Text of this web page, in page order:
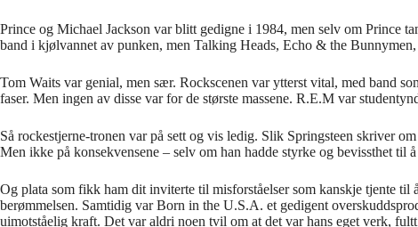
Prince og Michael Jackson var blitt gedigne i 1984, men selv om Prince
band i kjølvannet av punken, men Talking Heads, Echo & the
Tom Waits var genial, men sær. Rockscenen var ytterst vital, med band
faser. Men ingen av disse var for de største massene. R.E.M var
Så rockestjerne-tronen var på sett og vis ledig. Slik Springsteen skriver
Men ikke på konsekvensene – selv om han hadde styrke og bevissthet
Og plata som fikk ham dit inviterte til misforståelser som kanskje tjente til
berømmelsen. Samtidig var Born in the U.S.A. et gedigent
uimotståelig kraft. Det var aldri noen tvil om at det var hans eget verk,